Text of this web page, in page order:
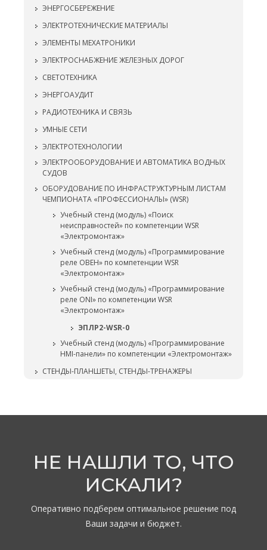
ЭНЕРГОСБЕРЕЖЕНИЕ
ЭЛЕКТРОТЕХНИЧЕСКИЕ МАТЕРИАЛЫ
ЭЛЕМЕНТЫ МЕХАТРОНИКИ
ЭЛЕКТРОСНАБЖЕНИЕ ЖЕЛЕЗНЫХ ДОРОГ
СВЕТОТЕХНИКА
ЭНЕРГОАУДИТ
РАДИОТЕХНИКА И СВЯЗЬ
УМНЫЕ СЕТИ
ЭЛЕКТРОТЕХНОЛОГИИ
ЭЛЕКТРООБОРУДОВАНИЕ И АВТОМАТИКА ВОДНЫХ
СУДОВ
ОБОРУДОВАНИЕ ПО ИНФРАСТРУКТУРНЫМ ЛИСТАМ
ЧЕМПИОНАТА «ПРОФЕССИОНАЛЫ» (WSR)
Учебный стенд (модуль) «Поиск
неисправностей» по компетенции WSR
«Электромонтаж»
Учебный стенд (модуль) «Программирование
реле ОВЕН» по компетенции WSR
«Электромонтаж»
Учебный стенд (модуль) «Программирование
реле ONI» по компетенции WSR
«Электромонтаж»
ЭПЛР2-WSR-0
Учебный стенд (модуль) «Программирование
HMI-панели» по компетенции «Электромонтаж»
СТЕНДЫ-ПЛАНШЕТЫ, СТЕНДЫ-ТРЕНАЖЕРЫ
НЕ НАШЛИ ТО, ЧТО
ИСКАЛИ?
Оперативно подберем оптимальное решение под
Ваши задачи и бюджет.